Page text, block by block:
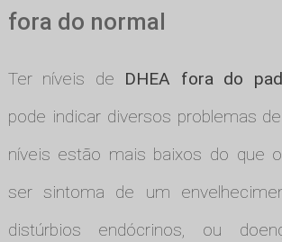
fora do normal
Ter níveis de DHEA fora do
pode indicar diversos problemas
níveis estão mais baixos do que
ser sintoma de um
distúrbios endócrinos, ou